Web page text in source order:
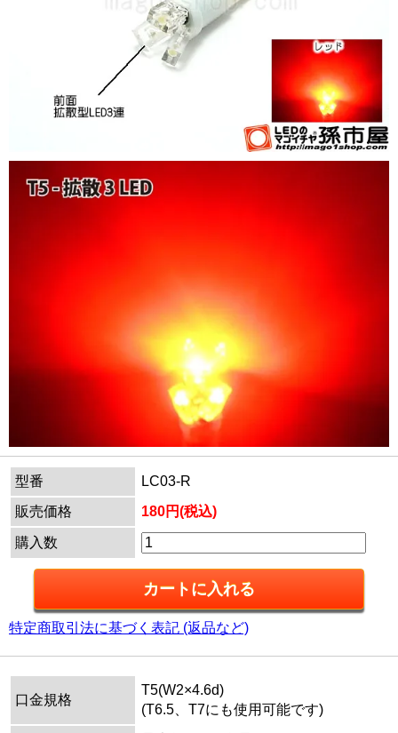
型番
LC03-R
販売価格
180円(税込)
購入数
特定商取引法に基づく表記 (返品など)
口金規格
T5(W2×4.6d)
(T6.5、T7にも使用可能です)